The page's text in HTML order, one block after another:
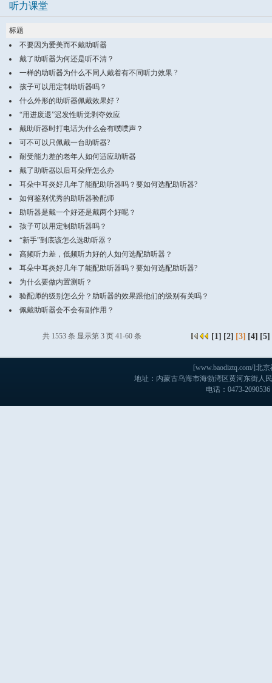
听力课堂
标题
不要因为爱美而不戴助听器
戴了助听器为何还是听不清？
一样的助听器为什么不同人戴着有不同听力效果 ?
孩子可以用定制助听器吗？
什么外形的助听器佩戴效果好 ?
“用进废退”迟发性听觉剥夺效应
戴助听器时打电话为什么会有噗噗声？
可不可以只佩戴一台助听器?
耐受能力差的老年人如何适应助听器
戴了助听器以后耳朵痒怎么办
耳朵中耳炎好几年了能配助听器吗？要如何选配助听器?
如何鉴别优秀的助听器验配师
助听器是戴一个好还是戴两个好呢？
孩子可以用定制助听器吗？
“新手”到底该怎么选助听器？
高频听力差，低频听力好的人如何选配助听器？
耳朵中耳炎好几年了能配助听器吗？要如何选配助听器?
为什么要做内置测听？
验配师的级别怎么分？助听器的效果跟他们的级别有关吗？
佩戴助听器会不会有副作用？
共 1553 条 显示第 3 页 41-60 条 [1] [2] [3] [4] [5]
[www.baodiztq.com/]北
地址：内蒙古乌海市海勃湾区黄河东街人
电话：0473-